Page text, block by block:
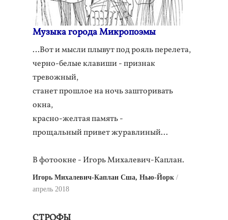
Музыка города Микропоэмы
…Вот и мысли плывут под рояль перелета,
черно-белые клавиши - признак
тревожный,
станет прошлое на ночь зашторивать
окна,
красно-желтая память -
прощальный привет журавлиный...
В фотоокне - Игорь Михалевич-Каплан.
Игорь Михалевич-Каплан Сша, Нью-Йорк
апрель 2018